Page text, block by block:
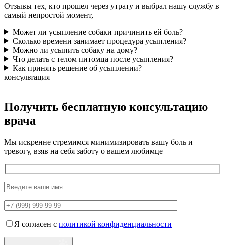
Отзывы тех, кто прошел через утрату и выбрал нашу службу в
самый непростой момент,
Может ли усыпление собаки причинить ей боль?
Сколько времени занимает процедура усыпления?
Можно ли усыпить собаку на дому?
Что делать с телом питомца после усыпления?
Как принять решение об усыплении?
консультация
Получить бесплатную консультацию
врача
Мы искренне стремимся минимизировать вашу боль и
тревогу, взяв на себя заботу о вашем любимце
Я согласен с политикой конфиденциальности